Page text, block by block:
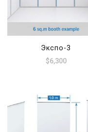
Экспо-3
$6,300